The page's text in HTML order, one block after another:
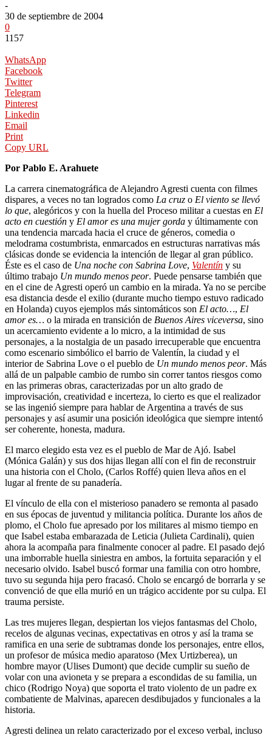
-
30 de septiembre de 2004
0
1157
WhatsApp
Facebook
Twitter
Telegram
Pinterest
Linkedin
Email
Print
Copy URL
Por Pablo E. Arahuete
La carrera cinematográfica de Alejandro Agresti cuenta con filmes
dispares, a veces no tan logrados como La cruz o El viento se llevó
lo que, alegóricos y con la huella del Proceso militar a cuestas en El
acto en cuestión y El amor es una mujer gorda y últimamente con
una tendencia marcada hacia el cruce de géneros, comedia o
melodrama costumbrista, enmarcados en estructuras narrativas más
clásicas donde se evidencia la intención de llegar al gran público.
Éste es el caso de Una noche con Sabrina Love, Valentín y su
último trabajo Un mundo menos peor. Puede pensarse también que
en el cine de Agresti operó un cambio en la mirada. Ya no se percibe
esa distancia desde el exilio (durante mucho tiempo estuvo radicado
en Holanda) cuyos ejemplos más sintomáticos son El acto…, El
amor es… o la mirada en transición de Buenos Aires viceversa, sino
un acercamiento evidente a lo micro, a la intimidad de sus
personajes, a la nostalgia de un pasado irrecuperable que encuentra
como escenario simbólico el barrio de Valentín, la ciudad y el
interior de Sabrina Love o el pueblo de Un mundo menos peor. Más
allá de un palpable cambio de rumbo sin correr tantos riesgos como
en las primeras obras, caracterizadas por un alto grado de
improvisación, creatividad e incerteza, lo cierto es que el realizador
se las ingenió siempre para hablar de Argentina a través de sus
personajes y así asumir una posición ideológica que siempre intentó
ser coherente, honesta, madura.
El marco elegido esta vez es el pueblo de Mar de Ajó. Isabel
(Mónica Galán) y sus dos hijas llegan allí con el fin de reconstruir
una historia con el Cholo, (Carlos Roffé) quien lleva años en el
lugar al frente de su panadería.
El vínculo de ella con el misterioso panadero se remonta al pasado
en sus épocas de juventud y militancia política. Durante los años de
plomo, el Cholo fue apresado por los militares al mismo tiempo en
que Isabel estaba embarazada de Leticia (Julieta Cardinali), quien
ahora la acompaña para finalmente conocer al padre. El pasado dejó
una imborrable huella siniestra en ambos, la fortuita separación y el
necesario olvido. Isabel buscó formar una familia con otro hombre,
tuvo su segunda hija pero fracasó. Cholo se encargó de borrarla y se
convenció de que ella murió en un trágico accidente por su culpa. El
trauma persiste.
Las tres mujeres llegan, despiertan los viejos fantasmas del Cholo,
recelos de algunas vecinas, expectativas en otros y así la trama se
ramifica en una serie de subtramas donde los personajes, entre ellos,
un profesor de música medio aparatoso (Mex Urtizberea), un
hombre mayor (Ulises Dumont) que decide cumplir su sueño de
volar con una avioneta y se prepara a escondidas de su familia, un
chico (Rodrigo Noya) que soporta el trato violento de un padre ex
combatiente de Malvinas, aparecen desdibujados y funcionales a la
historia.
Agresti delinea un relato caracterizado por el exceso verbal, incluso